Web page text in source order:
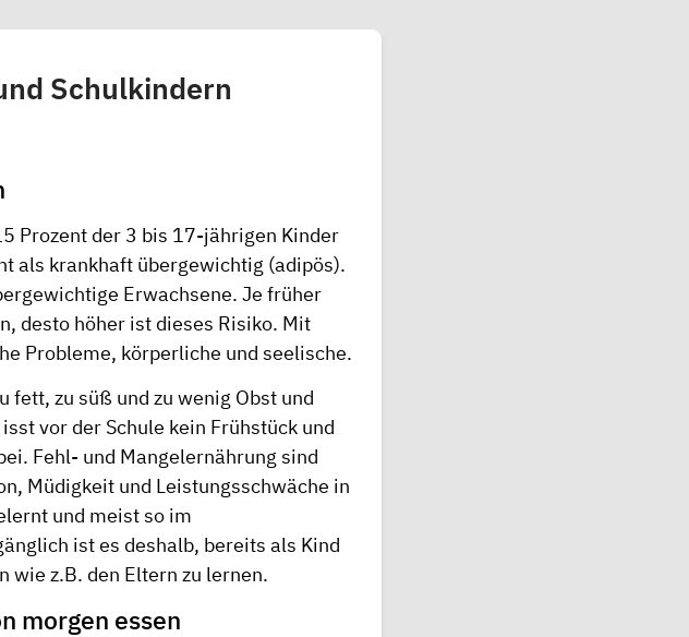
Schulkindern
Prozent der 3 bis 17-jährigen Kinder
als krankhaft übergewichtig (adipös).
Erwachsene. Je früher
desto höher ist dieses Risiko. Mit
Probleme, körperliche und seelische.
fett, zu süß und zu wenig Obst und
vor der Schule kein Frühstück und
Fehl- und Mangelernährung sind
Müdigkeit und Leistungsschwäche in
und meist so im
ist es deshalb, bereits als Kind
wie z.B. den Eltern zu lernen.
morgen essen